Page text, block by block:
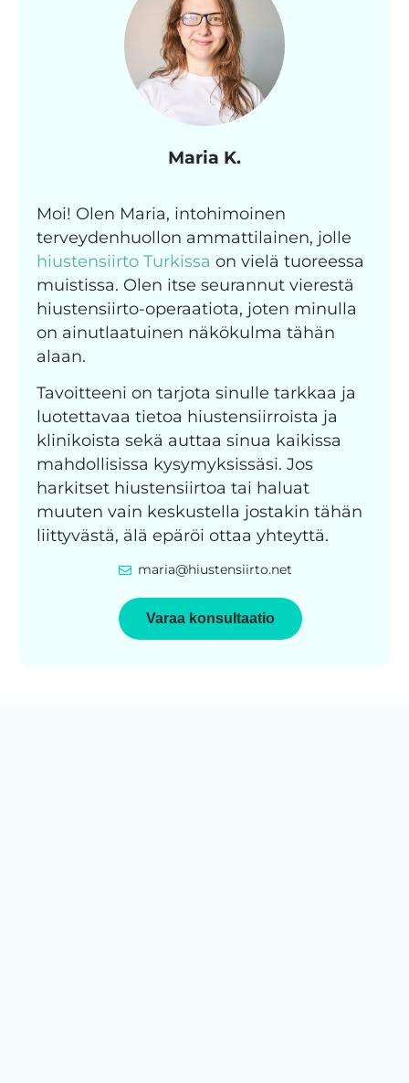
Maria K.
Moi! Olen Maria, intohimoinen
terveydenhuollon ammattilainen, jolle
hiustensiirto Turkissa on vielä tuoreessa
muistissa. Olen itse seurannut vierestä
hiustensiirto-operaatiota, joten minulla
on ainutlaatuinen näkökulma tähän
alaan.
Tavoitteeni on tarjota sinulle tarkkaa ja
luotettavaa tietoa hiustensiirroista ja
klinikoista sekä auttaa sinua kaikissa
mahdollisissa kysymyksissäsi. Jos
harkitset hiustensiirtoa tai haluat
muuten vain keskustella jostakin tähän
liittyvästä, älä epäröi ottaa yhteyttä.
maria@hiustensiirto.net
Varaa konsultaatio